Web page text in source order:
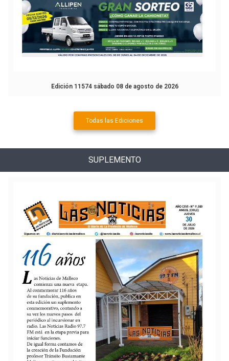
Edición 11574 sábado 08 de agosto de 2026
Todas las Ediciones
SUPLEMENTO